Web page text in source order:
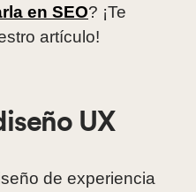
en SEO? ¡Te
artículo!
UX
de experiencia